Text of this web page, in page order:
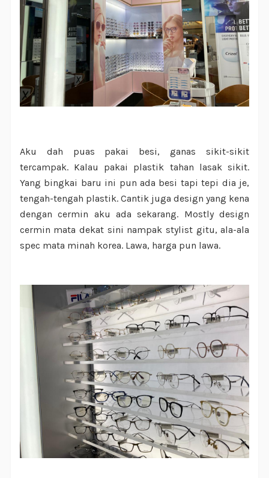
Aku dah puas pakai besi, ganas sikit-sikit
tercampak. Kalau pakai plastik tahan lasak sikit.
Yang bingkai baru ini pun ada besi tapi tepi dia je,
tengah-tengah plastik. Cantik juga design yang kena
dengan cermin aku ada sekarang. Mostly design
cermin mata dekat sini nampak stylist gitu, ala-ala
spec mata minah korea. Lawa, harga pun lawa.